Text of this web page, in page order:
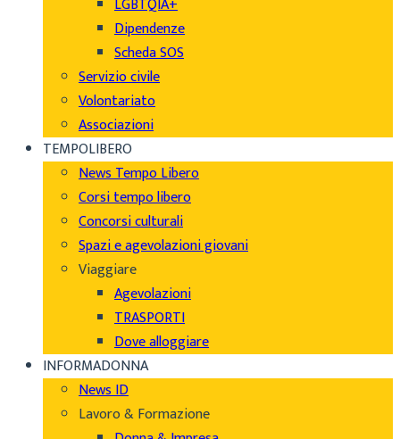
LGBTQIA+
Dipendenze
Scheda SOS
Servizio civile
Volontariato
Associazioni
TEMPOLIBERO
News Tempo Libero
Corsi tempo libero
Concorsi culturali
Spazi e agevolazioni giovani
Viaggiare
Agevolazioni
TRASPORTI
Dove alloggiare
INFORMADONNA
News ID
Lavoro & Formazione